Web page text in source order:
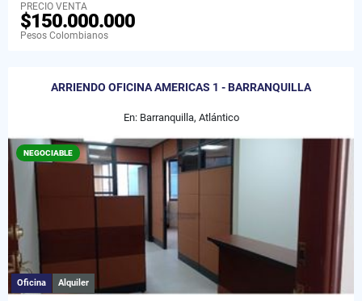
PRECIO VENTA
$150.000.000
Pesos Colombianos
ARRIENDO OFICINA AMERICAS 1 - BARRANQUILLA
En: Barranquilla, Atlántico
NEGOCIABLE
Oficina Alquiler